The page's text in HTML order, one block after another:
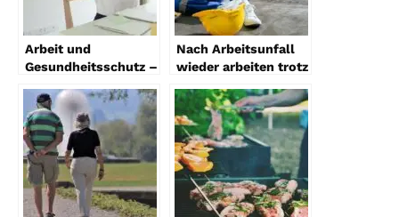
Arbeit und
Gesundheitsschutz –
erkennen und
reduzieren
Nach Arbeitsunfall
wieder arbeiten trotz